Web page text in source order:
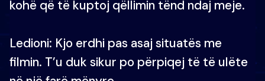
kohë që të kuptoj qëllimin tënd ndaj meje.
Ledioni: Kjo erdhi pas asaj situatës me
filmin. T’u duk sikur po përpiqej të të ulëte